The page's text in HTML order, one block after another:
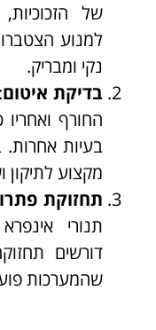
של הזכוכיות,
למנוע
נקי ומבריק.
בדיקת איטום
החורף ואחריו
בעיות
מקצוע לתיקון
תחזוקת
תנורי
דורשים
שהמערכות